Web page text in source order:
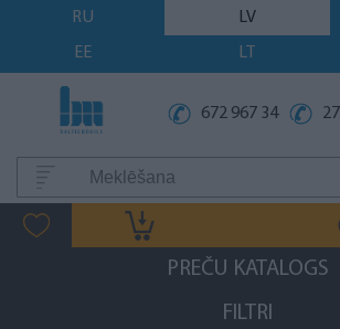
RU LV
EE
LT
672 967 34
PREČU KATALOGS
FILTRI